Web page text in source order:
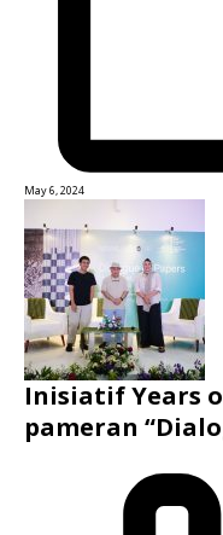
May 6, 2024
Inisiatif Years
pameran